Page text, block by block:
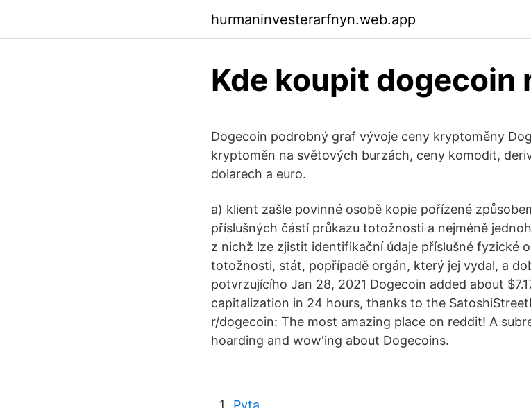
hurmaninvesterarfnyn.web.app
Kde koupit dogecoin
Dogecoin podrobný graf vývoje ceny kryptoměny
kryptoměn na světových burzách, ceny komodit,
dolarech a euro.
a) klient zašle povinné osobě kopie pořízené
příslušných částí průkazu totožnosti a nejméně
z nichž lze zjistit identifikační údaje příslušné fyzické
totožnosti, stát, popřípadě orgán, který jej vydal, a
potvrzujícího Jan 28, 2021 Dogecoin added about
capitalization in 24 hours, thanks to the
r/dogecoin: The most amazing place on reddit! A
hoarding and wow'ing about Dogecoins.
Pvta